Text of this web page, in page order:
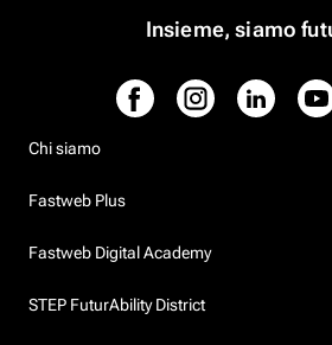
Insieme, siamo
Chi siamo
Fastweb Plus
Fastweb Digital Academy
STEP FuturAbility District